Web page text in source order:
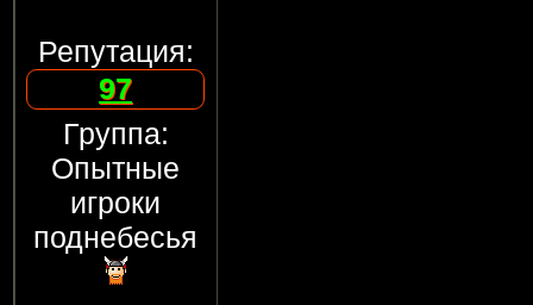
Репутация:
97
Группа:
Опытные
игроки
поднебесья